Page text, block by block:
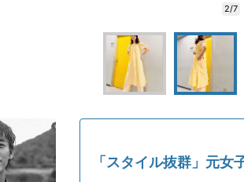
2/7
「スタイル抜群」元